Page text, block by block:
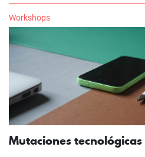
Workshops
Mutaciones tecnológicas